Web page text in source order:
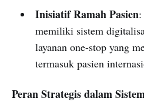
Inisiatif Ramah Pasien:
memiliki sistem
layanan one-stop yang
termasuk pasien
Peran Strategis dalam